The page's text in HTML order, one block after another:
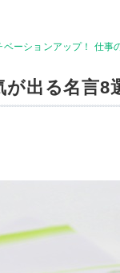
ベーションアップ！ 仕事
出る名言8